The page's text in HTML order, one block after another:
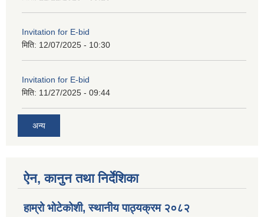
Invitation for E-bid
मिति: 12/07/2025 - 10:30
Invitation for E-bid
मिति: 11/27/2025 - 09:44
अन्य
ऐन, कानुन तथा निर्देशिका
हाम्रो भोटेकोशी, स्थानीय पाठ्यक्रम २०८२